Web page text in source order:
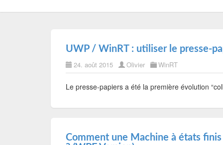
UWP / WinRT : utiliser le presse-
24. août 2015 Olivier WinRT
Le presse-papiers a été la première évolution
Comment une Machine à états